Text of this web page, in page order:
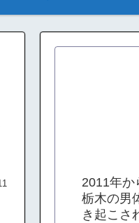
2011年か
栃木の男
き起こさ